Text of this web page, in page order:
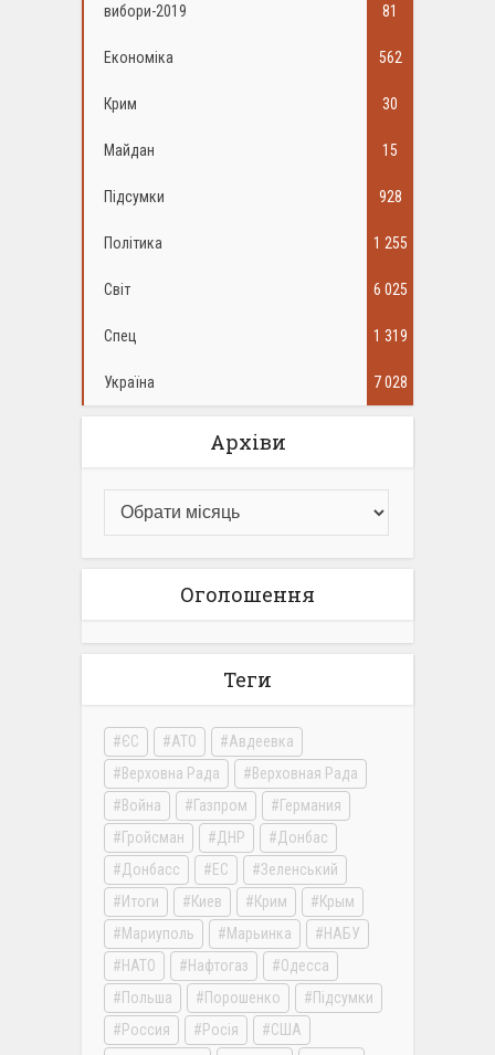
вибори-2019 81
Економіка 562
Крим 30
Майдан 15
Підсумки 928
Політика 1 255
Світ 6 025
Спец 1 319
Україна 7 028
Архіви
Оголошення
Теги
ЄС АТО
Авдеевка
Верховна Рада
Верховная Рада
Война
Газпром
Германия
Гройсман
ДНР
Донбас
Донбасс
ЕС
Зеленський
Итоги
Киев Крим
Крым
Мариуполь
Марьинка
НАБУ
НАТО
Нафтогаз
Одесса
Польша
Порошенко
Підсумки
Россия
Росія
США